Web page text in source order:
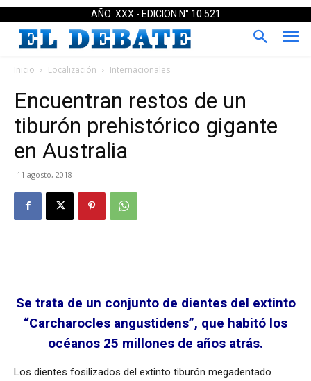
AÑO: XXX - EDICION N°:10.521
Inicio Localización Internacionales
Encuentran restos de un
tiburón prehistórico gigante
en Australia
11 agosto, 2018
Se trata de un conjunto de dientes del extinto
“Carcharocles angustidens”, que habitó los
océanos 25 millones de años atrás.
Los dientes fosilizados del extinto tiburón megadentado